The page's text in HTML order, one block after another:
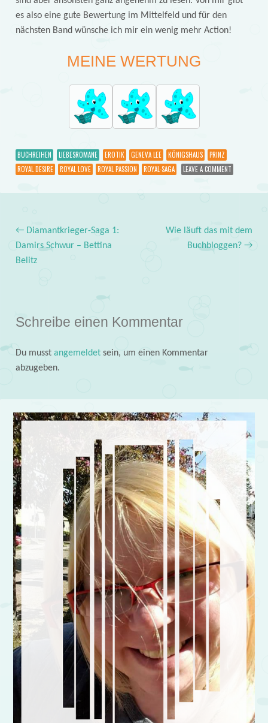
es also eine gute Bewertung im Mittelfeld und für den
nächsten Band wünsche ich mir ein wenig mehr Action!
MEINE WERTUNG
BUCHREIHEN LIEBESROMANE EROTIK GENEVA LEE KÖNIGSHAUS
PRINZ
ROYAL DESIRE
ROYAL LOVE ROYAL PASSION ROYAL-SAGA LEAVE A COMMENT
Post navigation
←Diamantkrieger-Saga 1:
Damirs Schwur – Bettina
Belitz
Wie läuft das mit dem
Buchbloggen?→
Schreibe einen Kommentar
Du musst angemeldetsein, um einen Kommentar
abzugeben.